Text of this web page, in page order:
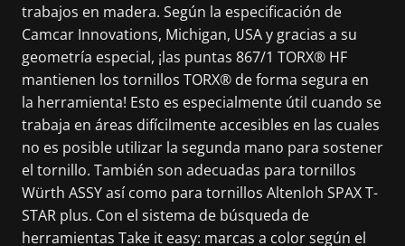
trabajos en madera. Según la especificación de
Camcar Innovations, Michigan, USA y gracias a su
geometría especial, ¡las puntas 867/1 TORX® HF
mantienen los tornillos TORX® de forma segura en
la herramienta! Esto es especialmente útil cuando se
trabaja en áreas difícilmente accesibles en las cuales
no es posible utilizar la segunda mano para sostener
el tornillo. También son adecuadas para tornillos
Würth ASSY así como para tornillos Altenloh SPAX T-
STAR plus. Con el sistema de búsqueda de
herramientas Take it easy: marcas a color según el